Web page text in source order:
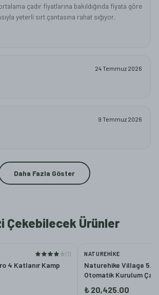
çadır fiyatlarına bakıldığında fiyata göre
yeterli sırt çantasına rahat sığıyor.
24 Temmuz 2026
9 Temmuz 2026
Daha Fazla Göster
Çekebilecek Ürünler
(1)
4 Katlanır Kamp
NATUREHIKE
Naturehike Village 5.0
Otomatik Kurulum
₺ 20,425.00